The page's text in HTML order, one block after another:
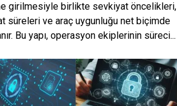
girilmesiyle birlikte sevkiyat öncelikleri,
süreleri ve araç uygunluğu net biçimde
Bu yapı, operasyon ekiplerinin süreci...